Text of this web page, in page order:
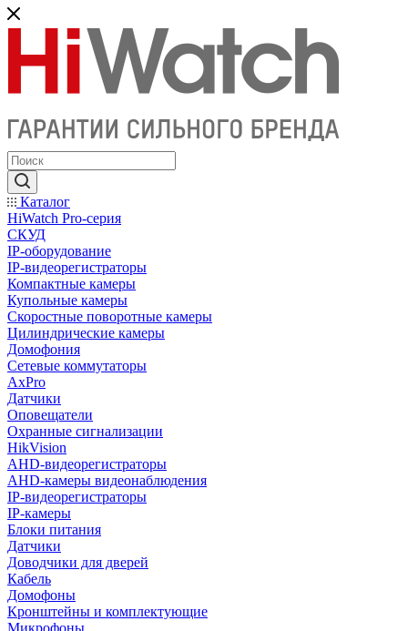
Каталог
HiWatch Pro-серия
CКУД
IP-оборудование
IP-видеорегистраторы
Компактные камеры
Купольные камеры
Скоростные поворотные камеры
Цилиндрические камеры
Домофония
Сетевые коммутаторы
AxPro
Датчики
Оповещатели
Охранные сигнализации
HikVision
AHD-видеорегистраторы
AHD-камеры видеонаблюдения
IP-видеорегистраторы
IP-камеры
Блоки питания
Датчики
Доводчики для дверей
Кабель
Домофоны
Кронштейны и комплектующие
Микрофоны